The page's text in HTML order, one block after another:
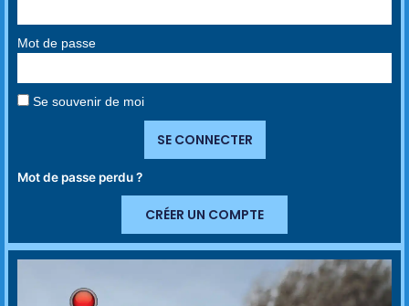
Mot de passe
Se souvenir de moi
SE CONNECTER
Mot de passe perdu ?
CRÉER UN COMPTE